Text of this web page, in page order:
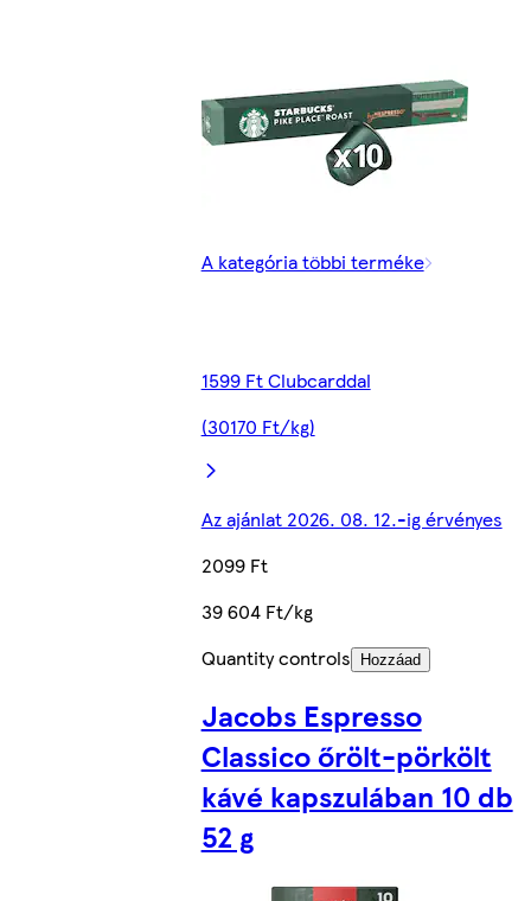
A kategória többi terméke
1599 Ft Clubcarddal
(30170 Ft/kg)
Az ajánlat 2026. 08. 12.-ig érvényes
2099 Ft
39 604 Ft/kg
Quantity controls
Hozzáad
Jacobs Espresso
Classico őrölt-pörkölt
kávé kapszulában 10 db
52 g